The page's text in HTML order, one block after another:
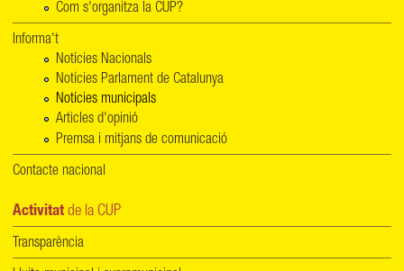
Com s'organitza la CUP?
Informa't
Notícies Nacionals
Notícies Parlament de Catalunya
Notícies municipals
Articles d'opinió
Premsa i mitjans de comunicació
Contacte nacional
Activitat de la CUP
Transparència